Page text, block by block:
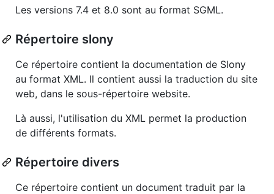
Les versions 7.4 et 8.0 sont au format SGML.
Répertoire slony
Ce répertoire contient la documentation de Slony
au format XML. Il contient aussi la traduction du site
web, dans le sous-répertoire website.
Là aussi, l'utilisation du XML permet la production
de différents formats.
Répertoire divers
Ce répertoire contient un document traduit par la